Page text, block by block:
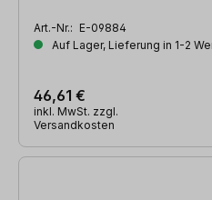
Art.-Nr.: E-09884
Auf Lager, Lieferung in 1-2
46,61 €
inkl. MwSt. zzgl.
Versandkosten